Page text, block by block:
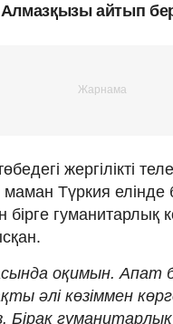
айтып
жергілікті
маман Түркия елінде
бірге гуманитарлық
оқимын. Апат
әлі көзіммен
Бірақ